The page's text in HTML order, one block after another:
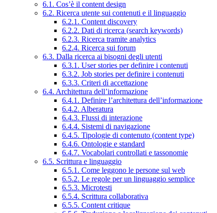
6.1. Cos’è il content design
6.2. Ricerca utente sui contenuti e il linguaggio
6.2.1. Content discovery
6.2.2. Dati di ricerca (search keywords)
6.2.3. Ricerca tramite analytics
6.2.4. Ricerca sui forum
6.3. Dalla ricerca ai bisogni degli utenti
6.3.1. User stories per definire i contenuti
6.3.2. Job stories per definire i contenuti
6.3.3. Criteri di accettazione
6.4. Architettura dell’informazione
6.4.1. Definire l’architettura dell’informazione
6.4.2. Alberatura
6.4.3. Flussi di interazione
6.4.4. Sistemi di navigazione
6.4.5. Tipologie di contenuto (content type)
6.4.6. Ontologie e standard
6.4.7. Vocabolari controllati e tassonomie
6.5. Scrittura e linguaggio
6.5.1. Come leggono le persone sul web
6.5.2. Le regole per un linguaggio semplice
6.5.3. Microtesti
6.5.4. Scrittura collaborativa
6.5.5. Content critique